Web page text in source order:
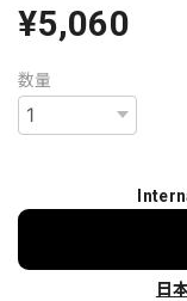
¥5,060
数量
日